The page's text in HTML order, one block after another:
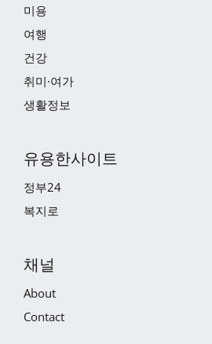
미용
여행
건강
취미·여가
생활정보
유용한사이트
정부24
복지로
채널
About
Contact